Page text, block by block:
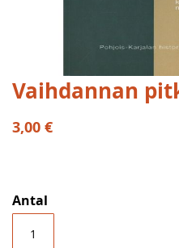
Hoppa
till
början
av
Vaihdannan
3,00 €
Antal